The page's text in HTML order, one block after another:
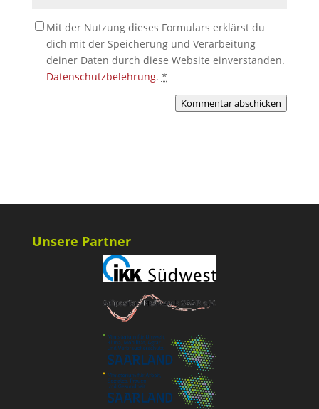
Mit der Nutzung dieses Formulars erklärst du
dich mit der Speicherung und Verarbeitung
deiner Daten durch diese Website einverstanden.
Datenschutzbelehrung. *
Kommentar abschicken
Unsere Partner